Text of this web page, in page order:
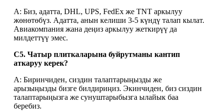
A: Биз, адатта, DHL, UPS, FedEx же TNT аркылуу
жөнөтөбүз. Адатта, анын келиши 3-5 күндү талап кылат.
Авиакомпания жана деңиз аркылуу жеткирүү да
милдеттүү эмес.
С5. Чатыр плиткаларына буйрутманы кантип
аткаруу керек?
A: Биринчиден, сиздин талаптарыңызды же
арызыңызды бизге билдириңиз. Экинчиден, биз сиздин
талаптарыңызга же сунуштарыбызга ылайык баа
беребиз.